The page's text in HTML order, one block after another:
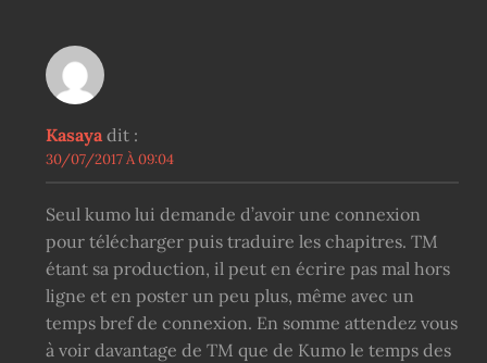
Kasaya dit :
30/07/2017 À 09:04
Seul kumo lui demande d’avoir une connexion
pour télécharger puis traduire les chapitres. TM
étant sa production, il peut en écrire pas mal hors
ligne et en poster un peu plus, même avec un
temps bref de connexion. En somme attendez vous
à voir davantage de TM que de Kumo le temps des